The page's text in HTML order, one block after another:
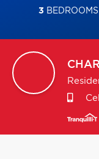
3 BEDROOMS